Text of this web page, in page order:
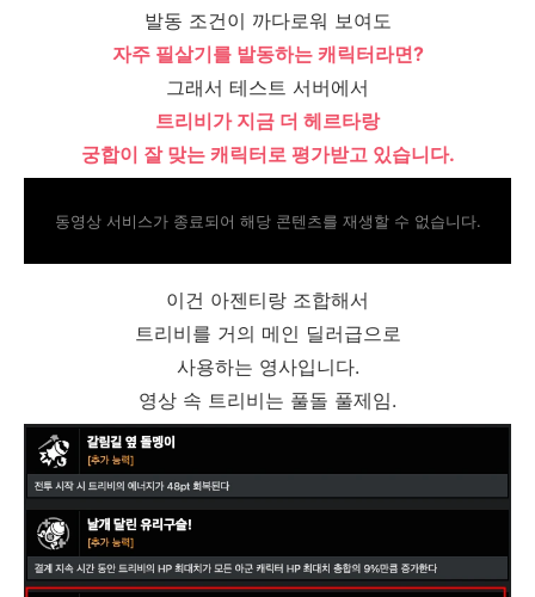
발동 조건이 까다로워 보여도
자주 필살기를 발동하는 캐릭터라면?
그래서 테스트 서버에서
트리비가 지금 더 헤르타랑
궁합이 잘 맞는 캐릭터로 평가받고 있습니다.
동영상 서비스가 종료되어 해당 콘텐츠를 재생할 수 없습니다.
이건 아젠티랑 조합해서
트리비를 거의 메인 딜러급으로
사용하는 영사입니다.
영상 속 트리비는 풀돌 풀제임.